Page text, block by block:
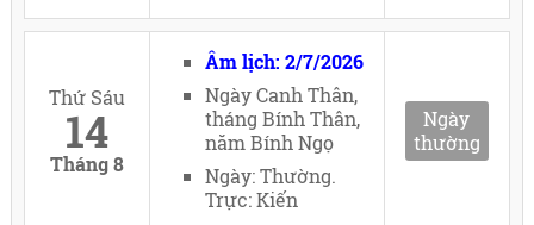
Thứ Sáu
14
Tháng 8
Âm lịch: 2/7/2026
Ngày Canh Thân,
tháng Bính Thân,
năm Bính Ngọ
Ngày: Thường.
Trực: Kiến
Ngày
thường